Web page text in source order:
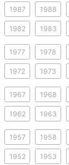
1987 1988
1982 1983
1977 1978
1972 1973
1967 1968
1962 1963
1957 1958
1952 1953